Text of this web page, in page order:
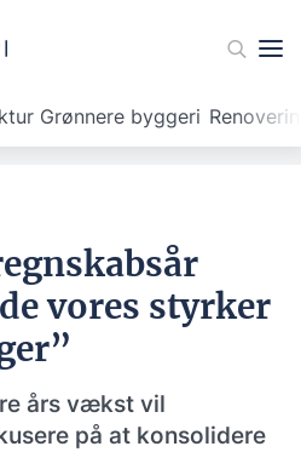
Grønnere byggeri
vores styrker
års vækst vil
på at konsolidere